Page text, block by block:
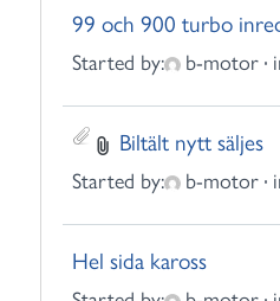
99 och 900 turbo
Started by: b-motor
Biltält nytt säljes
Started by: b-motor
Hel sida kaross